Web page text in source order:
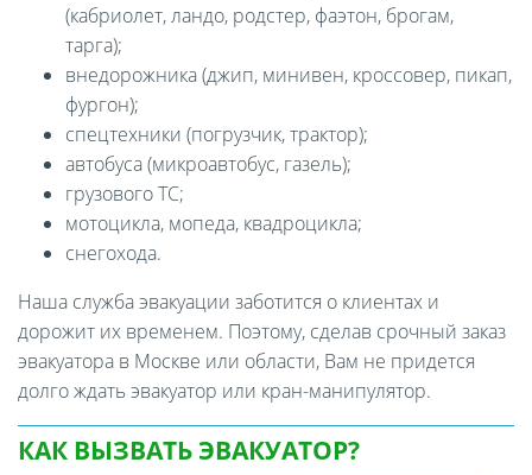
(кабриолет, ландо, родстер, фаэтон, брогам,
тарга);
внедорожника (джип, минивен, кроссовер, пикап,
фургон);
спецтехники (погрузчик, трактор);
автобуса (микроавтобус, газель);
грузового ТС;
мотоцикла, мопеда, квадроцикла;
снегохода.
Наша служба эвакуации заботится о клиентах и
дорожит их временем. Поэтому, сделав срочный заказ
эвакуатора в Москве или области, Вам не придется
долго ждать эвакуатор или кран-манипулятор.
КАК ВЫЗВАТЬ ЭВАКУАТОР?